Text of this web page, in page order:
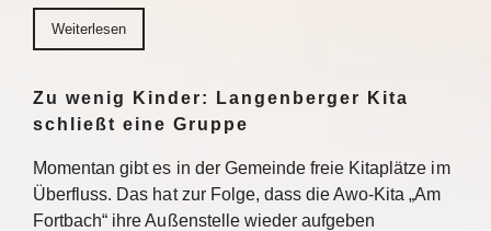
Weiterlesen
Zu wenig Kinder: Langenberger Kita
schließt eine Gruppe
Momentan gibt es in der Gemeinde freie Kitaplätze im
Überfluss. Das hat zur Folge, dass die Awo-Kita „Am
Fortbach“ ihre Außenstelle wieder aufgeben